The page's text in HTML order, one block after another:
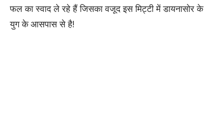
फल का स्वाद ले रहे हैं जिसका वजूद इस मिट्टी में डायनासोर के
युग के आसपास से है!